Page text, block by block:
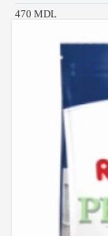
470 MDL